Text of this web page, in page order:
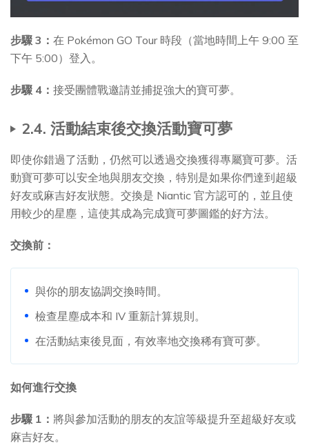
步驟 3： 在 Pokémon GO Tour 時段（當地時間上午 9:00 至
下午 5:00）登入。
步驟 4： 接受團體戰邀請並捕捉強大的寶可夢。
2.4. 活動結束後交換活動寶可夢
即使你錯過了活動，仍然可以透過交換獲得專屬寶可夢。活
動寶可夢可以安全地與朋友交換，特別是如果你們達到超級
好友或麻吉好友狀態。交換是 Niantic 官方認可的，並且使
用較少的星塵，這使其成為完成寶可夢圖鑑的好方法。
交換前：
與你的朋友協調交換時間。
檢查星塵成本和 IV 重新計算規則。
在活動結束後見面，有效率地交換稀有寶可夢。
如何進行交換
步驟 1： 將與參加活動的朋友的友誼等級提升至超級好友或
麻吉好友。